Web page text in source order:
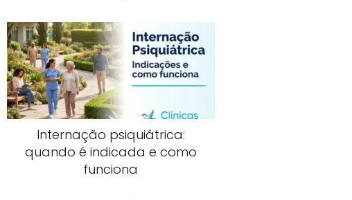
Internação psiquiátrica:
quando é indicada e como
funciona